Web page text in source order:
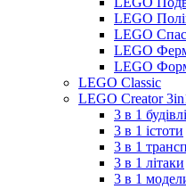
LEGO
LEGO
LEGO
LEGO
LEGO Classic
LEGO Creator
3 в 1 будівлі
3 в 1 істоти
3 в 1
3 в 1 літаки
3 в 1